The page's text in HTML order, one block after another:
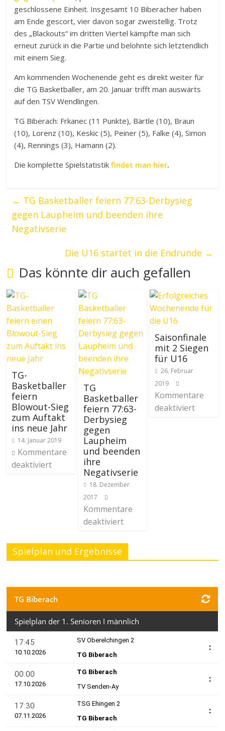
geschlossene Einheit. Insgesamt 10 Biberacher haben
am Ende gescort, vier davon sogar zweistellig. Trotz
des „Blackouts“ im dritten Viertel kämpfte man sich
erneut zurück in die Partie und belohnte sich letztendlich
mit einem Sieg.
Am kommenden Wochenende geht es direkt weiter für
die TG Basketballer, am 20. Januar trifft man auswärts
auf den TSV Wendlingen.
TG Biberach: Frkanec (11 Punkte), Bärtle (10), Braun
(10), Lorenz (10), Keskic (5), Peiner (5), Falke (4), Simon
(4), Rennings (3), Hamann (2).
Die komplette Spielstatistikfindet man hier.
← TG Basketballer feiern 77:63-Derbysieg
gegen Laupheim und beenden ihre
Negativserie
Die U16 startet in die Endrunde →
Das könnte dir auch gefallen
TG-
Basketballer
feiern
Blowout-Sieg
zum Auftakt
ins neue Jahr
14. Januar 2019
Kommentare
deaktiviert
TG
Basketballer
feiern 77:63-
Derbysieg
gegen
Laupheim
und beenden
ihre
Negativserie
18. Dezember
2017
Kommentare
deaktiviert
Saisonfinale
mit 2 Siegen
für U16
26. Februar
2019
Kommentare
deaktiviert
Spielplan und Ergebnisse